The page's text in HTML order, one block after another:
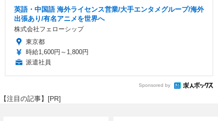
英語・中国語 海外ライセンス営業/大手エンタメグループ/海外
出張あり/有名アニメを世界へ
株式会社フェローシップ
東京都
時給1,600円～1,800円
派遣社員
Sponsored by
【注目の記事】[PR]